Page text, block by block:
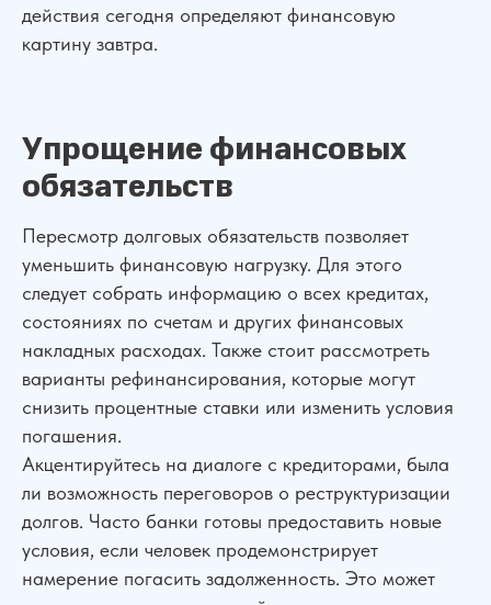
действия сегодня определяют финансовую
картину завтра.
Упрощение финансовых
обязательств
Пересмотр долговых обязательств позволяет
уменьшить финансовую нагрузку. Для этого
следует собрать информацию о всех кредитах,
состояниях по счетам и других финансовых
накладных расходах. Также стоит рассмотреть
варианты рефинансирования, которые могут
снизить процентные ставки или изменить условия
погашения.
Акцентируйтесь на диалоге с кредиторами, была
ли возможность переговоров о реструктуризации
долгов. Часто банки готовы предоставить новые
условия, если человек продемонстрирует
намерение погасить задолженность. Это может